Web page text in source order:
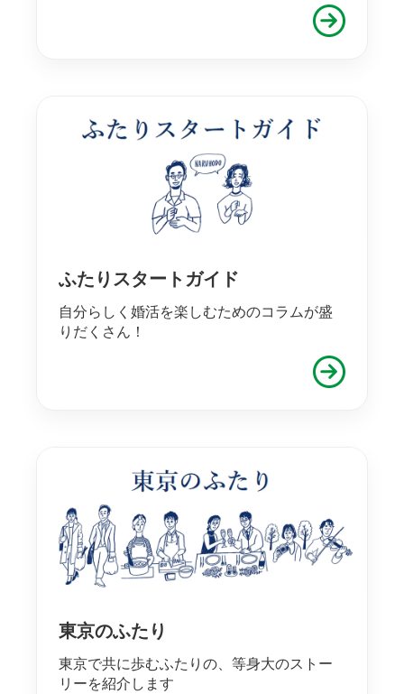
ふたりスタートガイド
自分らしく婚活を楽しむためのコラムが盛
りだくさん！
東京のふたり
東京で共に歩むふたりの、等身大のストー
リーを紹介します